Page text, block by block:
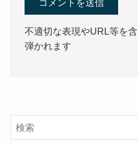
不適切な表現やURL等を
弾かれます